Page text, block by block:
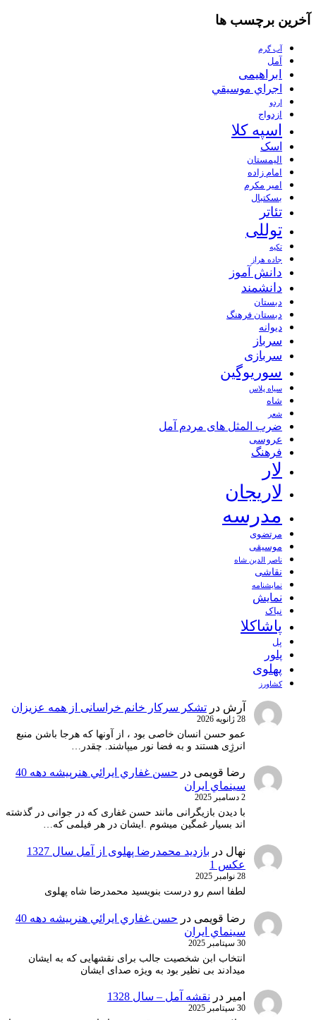
آخرین برچسب ها
آب گرم
آمل
ابراهیمی
اجراي موسيقي
اردو
ازدواج
اسپه کلا
اسک
الیمستان
امام زاده
امیر مکرم
بسکتبال
تئاتر
توللی
تکیه
جاده هراز
دانش آموز
دانشمند
دبستان
دبستان فرهنگ
دیوانه
سرباز
سربازی
سوریوگین
سیاه پلاس
شاه
شعر
ضرب المثل های مردم آمل
عروسی
فرهنگ
لار
لاریجان
مدرسه
مرتضوی
موسیقی
ناصر الدین شاه
نقاشی
نمايشنامه
نمایش
نیاک
پاشاکلا
پل
پلور
پهلوی
کشاورز
آرش در تشکر سرکار خانم خراسانی از همه عزیزان
28 ژانویه 2026
عمو حسن انسان خاصی بود ، از آونها که هرجا باشن منبع
انرژِی هستند و به فضا نور میپاشند. چقدر…
رضا قویمی در
حسن غفاري ايرائي هنرپيشه دهه 40
سينماي ايران
2 دسامبر 2025
با دیدن بازیگرانی مانند حسن غفاری که در جوانی در گذشته
اند بسیار غمگین میشوم .ایشان در هر فیلمی که…
نهال در
بازدید محمدرضا پهلوی از آمل سال 1327
عکس 1
28 نوامبر 2025
لطفا اسم رو درست بنویسید محمدرضا شاه پهلوی
رضا قویمی در
حسن غفاري ايرائي هنرپيشه دهه 40
سينماي ايران
30 سپتامبر 2025
انتخاب ابن شخصیت جالب برای نقشهایی که به ایشان
میدادند بی نظیر بود به ویژه صدای ایشان
امیر در نقشه آمل – سال 1328
30 سپتامبر 2025